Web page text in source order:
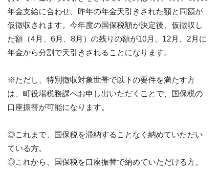
年金支給に合わせ、昨年の年金天引きされた額と同額が
仮徴収されます。今年度の国保税額が決定後、仮徴収し
た額（4月、6月、8月）の残りの額が10月、12月、2月に
年金から分割で天引きされることになります。
※ただし、特別徴収対象世帯で以下の要件を満たす方
は、町役場税務課へお申し出いただくことで、国保税の
口座振替が可能になります。
◎これまで、国保税を滞納することなく納めていただい
ている方。
◎これから、国保税を口座振替で納めていただける方。